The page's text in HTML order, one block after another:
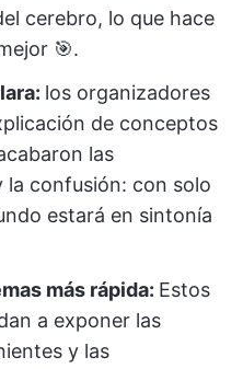
cerebro, lo que hace
🎯.
los organizadores
de conceptos
las
la confusión: con solo
estará en sintonía
más rápida: Estos
a exponer las
y las